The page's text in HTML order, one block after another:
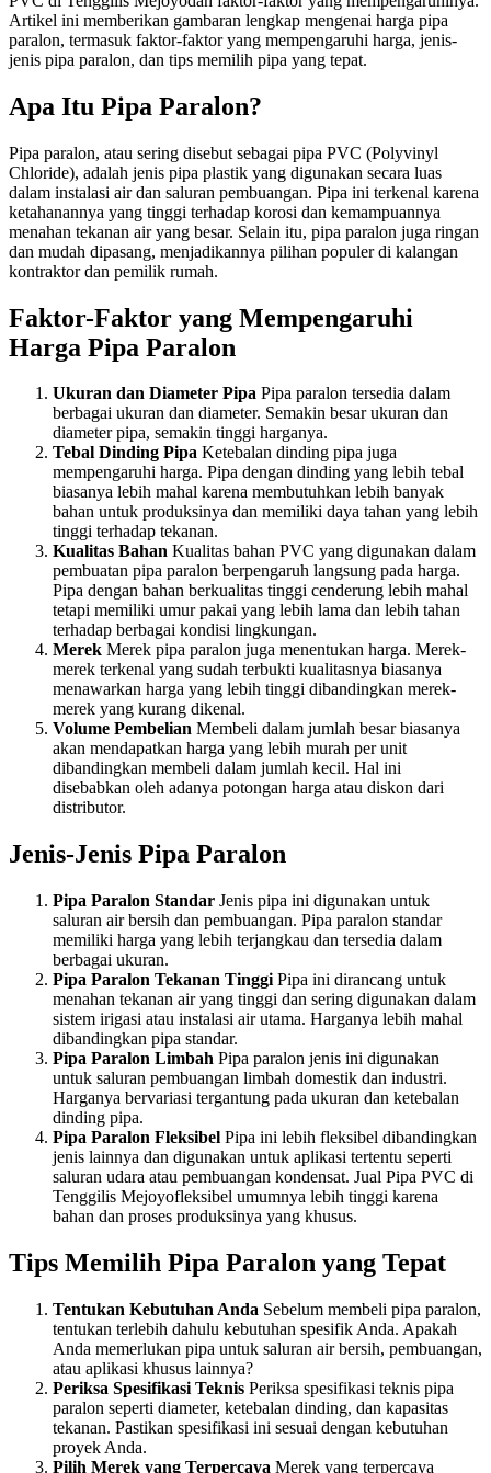
Artikel ini memberikan gambaran lengkap mengenai harga pipa
paralon, termasuk faktor-faktor yang mempengaruhi harga, jenis-
jenis pipa paralon, dan tips memilih pipa yang tepat.
Apa Itu Pipa Paralon?
Pipa paralon, atau sering disebut sebagai pipa PVC (Polyvinyl
Chloride), adalah jenis pipa plastik yang digunakan secara luas
dalam instalasi air dan saluran pembuangan. Pipa ini terkenal karena
ketahanannya yang tinggi terhadap korosi dan kemampuannya
menahan tekanan air yang besar. Selain itu, pipa paralon juga ringan
dan mudah dipasang, menjadikannya pilihan populer di kalangan
kontraktor dan pemilik rumah.
Faktor-Faktor yang Mempengaruhi
Harga Pipa Paralon
Ukuran dan Diameter Pipa Pipa paralon tersedia dalam
berbagai ukuran dan diameter. Semakin besar ukuran dan
diameter pipa, semakin tinggi harganya.
Tebal Dinding Pipa Ketebalan dinding pipa juga
mempengaruhi harga. Pipa dengan dinding yang lebih tebal
biasanya lebih mahal karena membutuhkan lebih banyak
bahan untuk produksinya dan memiliki daya tahan yang lebih
tinggi terhadap tekanan.
Kualitas Bahan Kualitas bahan PVC yang digunakan dalam
pembuatan pipa paralon berpengaruh langsung pada harga.
Pipa dengan bahan berkualitas tinggi cenderung lebih mahal
tetapi memiliki umur pakai yang lebih lama dan lebih tahan
terhadap berbagai kondisi lingkungan.
Merek Merek pipa paralon juga menentukan harga. Merek-
merek terkenal yang sudah terbukti kualitasnya biasanya
menawarkan harga yang lebih tinggi dibandingkan merek-
merek yang kurang dikenal.
Volume Pembelian Membeli dalam jumlah besar biasanya
akan mendapatkan harga yang lebih murah per unit
dibandingkan membeli dalam jumlah kecil. Hal ini
disebabkan oleh adanya potongan harga atau diskon dari
distributor.
Jenis-Jenis Pipa Paralon
Pipa Paralon Standar Jenis pipa ini digunakan untuk
saluran air bersih dan pembuangan. Pipa paralon standar
memiliki harga yang lebih terjangkau dan tersedia dalam
berbagai ukuran.
Pipa Paralon Tekanan Tinggi Pipa ini dirancang untuk
menahan tekanan air yang tinggi dan sering digunakan dalam
sistem irigasi atau instalasi air utama. Harganya lebih mahal
dibandingkan pipa standar.
Pipa Paralon Limbah Pipa paralon jenis ini digunakan
untuk saluran pembuangan limbah domestik dan industri.
Harganya bervariasi tergantung pada ukuran dan ketebalan
dinding pipa.
Pipa Paralon Fleksibel Pipa ini lebih fleksibel dibandingkan
jenis lainnya dan digunakan untuk aplikasi tertentu seperti
saluran udara atau pembuangan kondensat. Jual Pipa PVC di
Tenggilis Mejoyofleksibel umumnya lebih tinggi karena
bahan dan proses produksinya yang khusus.
Tips Memilih Pipa Paralon yang Tepat
Tentukan Kebutuhan Anda Sebelum membeli pipa paralon,
tentukan terlebih dahulu kebutuhan spesifik Anda. Apakah
Anda memerlukan pipa untuk saluran air bersih, pembuangan,
atau aplikasi khusus lainnya?
Periksa Spesifikasi Teknis Periksa spesifikasi teknis pipa
paralon seperti diameter, ketebalan dinding, dan kapasitas
tekanan. Pastikan spesifikasi ini sesuai dengan kebutuhan
proyek Anda.
Pilih Merek yang Terpercaya Merek yang terpercaya